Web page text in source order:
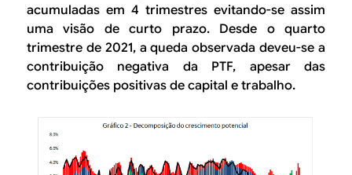
acumuladas em 4 trimestres evitando-se assim
uma visão de curto prazo. Desde o quarto
trimestre de 2021, a queda observada deveu-se a
contribuição negativa da PTF, apesar das
contribuições positivas de capital e trabalho.